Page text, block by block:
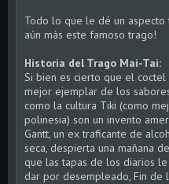
Todo lo que le dé un
aún más este famoso trago!
Historia del Trago Mai-Tai:
Si bien es cierto que el coctel
mejor ejemplar de los
como la cultura Tiki (como
polinesia) son un invento
Gantt, un ex traficante de
seca, despierta una mañana
que las tapas de los diarios
dar por desempleado, Fin de